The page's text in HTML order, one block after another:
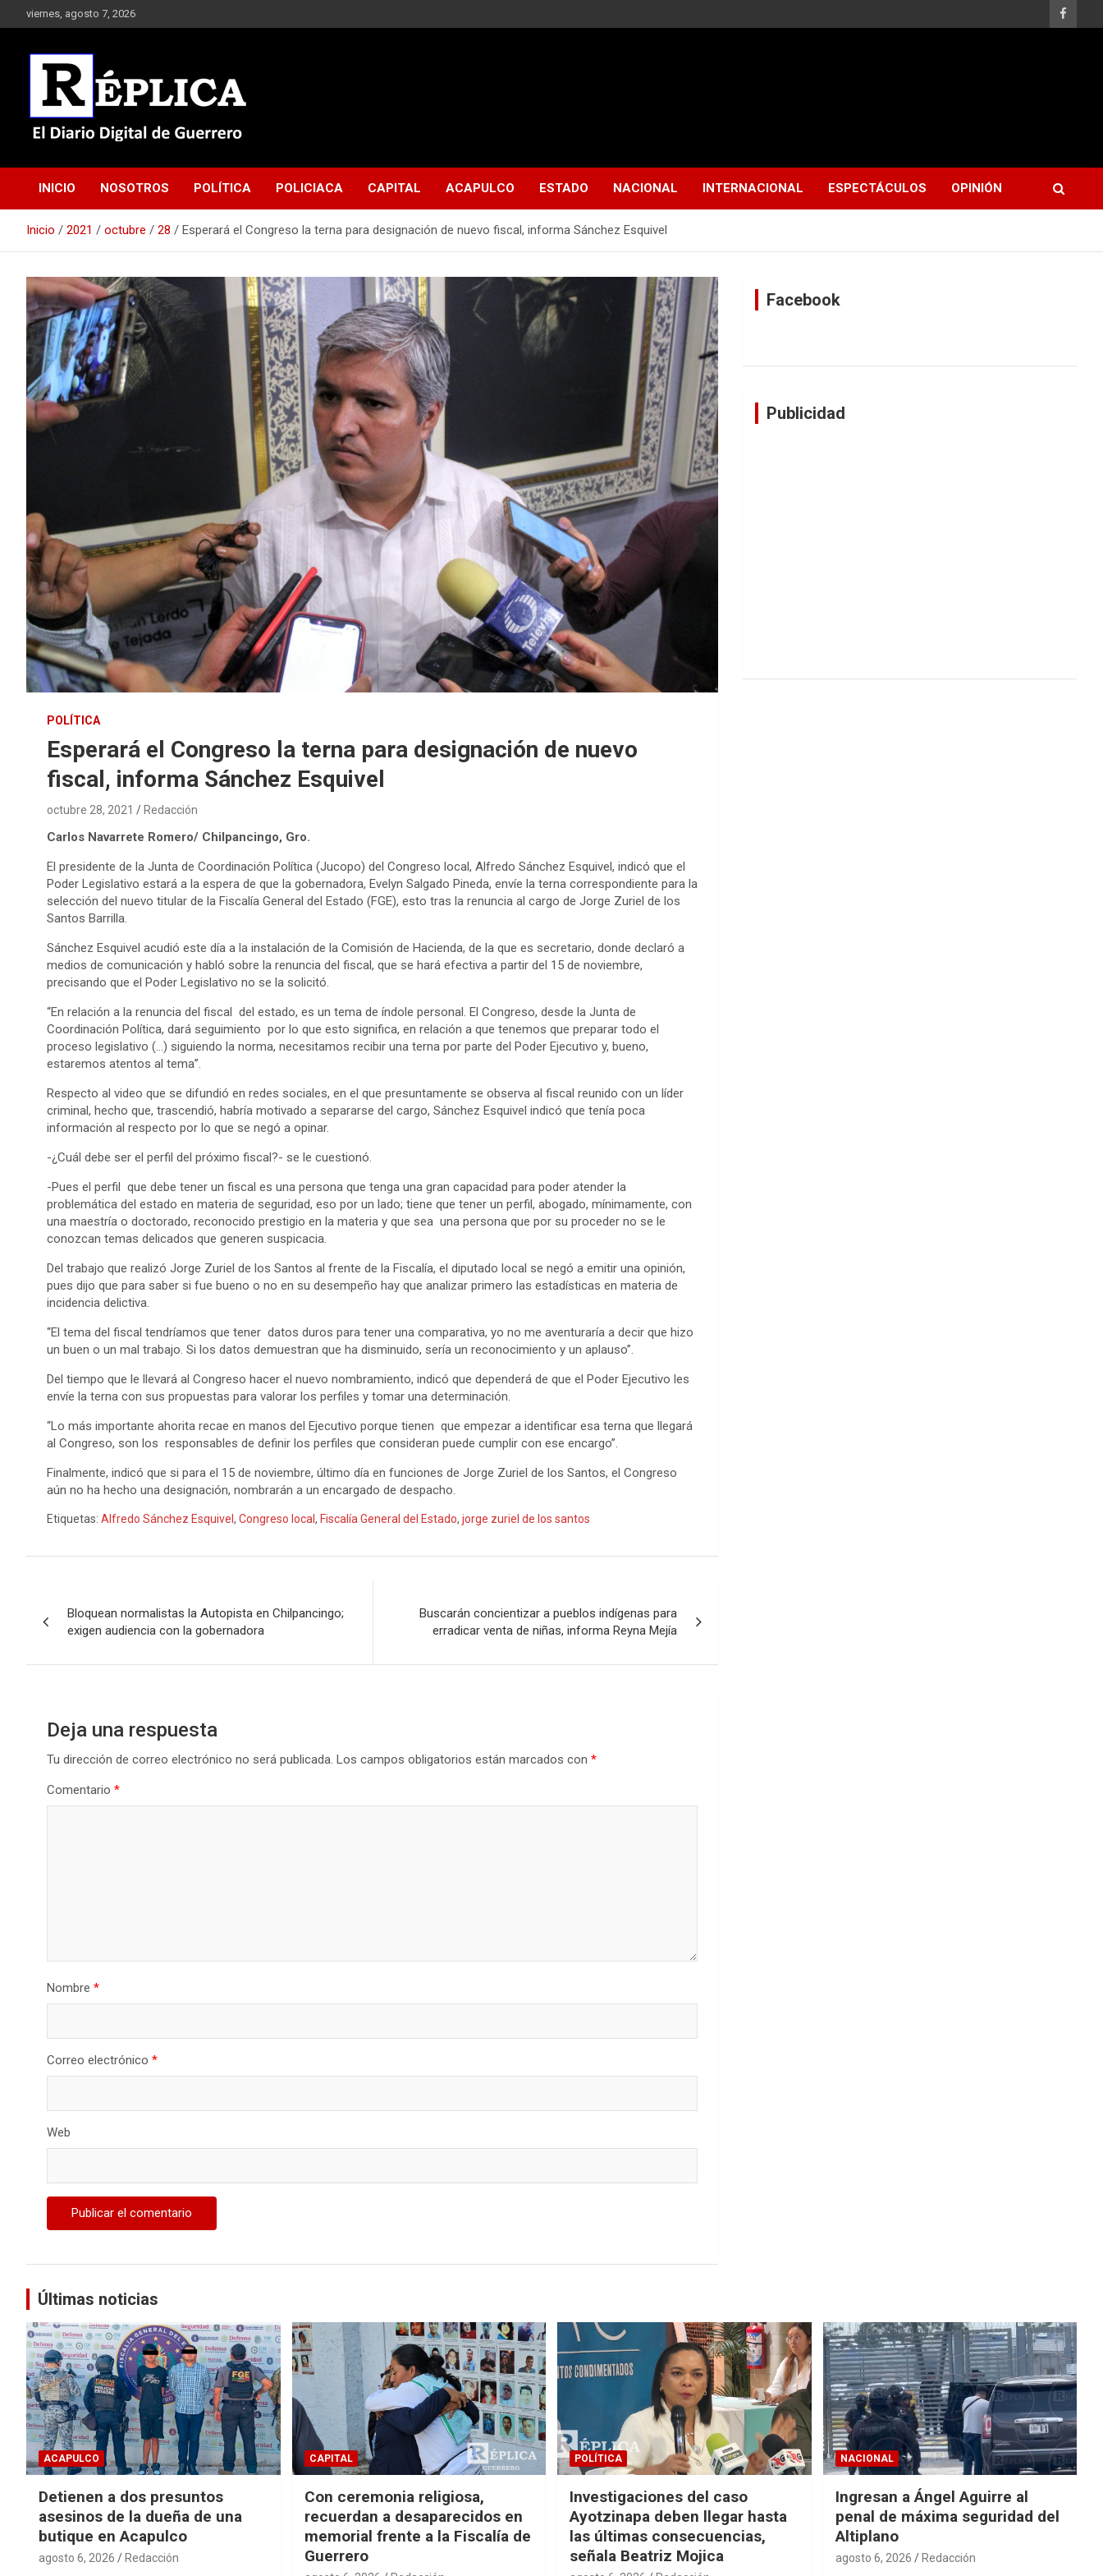
al
viernes, agosto 7, 2026
Réplica
INICIO NOSOTROS POLÍTICA POLICIACA CAPITAL ACAPULCO ESTADO NACIONAL INTERNACIONAL ESPECTÁCULOS OPINIÓN
Inicio 2021 octubre 28 Esperará el Congreso la terna para designación de nuevo fiscal, informa Sánchez Esquivel
POLÍTICA
Esperará el Congreso la terna para designación de nuevo
fiscal, informa Sánchez Esquivel
octubre 28, 2021 Redacción
Carlos Navarrete Romero/ Chilpancingo, Gro.
El presidente de la Junta de Coordinación Política (Jucopo) del Congreso local, Alfredo Sánchez Esquivel, indicó que el
Poder Legislativo estará a la espera de que la gobernadora, Evelyn Salgado Pineda, envíe la terna correspondiente para la
selección del nuevo titular de la Fiscalía General del Estado (FGE), esto tras la renuncia al cargo de Jorge Zuriel de los
Santos Barrilla.
Sánchez Esquivel acudió este día a la instalación de la Comisión de Hacienda, de la que es secretario, donde declaró a
medios de comunicación y habló sobre la renuncia del fiscal, que se hará efectiva a partir del 15 de noviembre,
precisando que el Poder Legislativo no se la solicitó.
“En relación a la renuncia del fiscal del estado, es un tema de índole personal. El Congreso, desde la Junta de
Coordinación Política, dará seguimiento por lo que esto significa, en relación a que tenemos que preparar todo el
proceso legislativo (…) siguiendo la norma, necesitamos recibir una terna por parte del Poder Ejecutivo y, bueno,
estaremos atentos al tema”.
Respecto al video que se difundió en redes sociales, en el que presuntamente se observa al fiscal reunido con un líder
criminal, hecho que, trascendió, habría motivado a separarse del cargo, Sánchez Esquivel indicó que tenía poca
información al respecto por lo que se negó a opinar.
-¿Cuál debe ser el perfil del próximo fiscal?- se le cuestionó.
-Pues el perfil que debe tener un fiscal es una persona que tenga una gran capacidad para poder atender la
problemática del estado en materia de seguridad, eso por un lado; tiene que tener un perfil, abogado, mínimamente, con
una maestría o doctorado, reconocido prestigio en la materia y que sea una persona que por su proceder no se le
conozcan temas delicados que generen suspicacia.
Del trabajo que realizó Jorge Zuriel de los Santos al frente de la Fiscalía, el diputado local se negó a emitir una opinión,
pues dijo que para saber si fue bueno o no en su desempeño hay que analizar primero las estadísticas en materia de
incidencia delictiva.
“El tema del fiscal tendríamos que tener datos duros para tener una comparativa, yo no me aventuraría a decir que hizo
un buen o un mal trabajo. Si los datos demuestran que ha disminuido, sería un reconocimiento y un aplauso”.
Del tiempo que le llevará al Congreso hacer el nuevo nombramiento, indicó que dependerá de que el Poder Ejecutivo les
envíe la terna con sus propuestas para valorar los perfiles y tomar una determinación.
“Lo más importante ahorita recae en manos del Ejecutivo porque tienen que empezar a identificar esa terna que llegará
al Congreso, son los responsables de definir los perfiles que consideran puede cumplir con ese encargo”.
Finalmente, indicó que si para el 15 de noviembre, último día en funciones de Jorge Zuriel de los Santos, el Congreso
aún no ha hecho una designación, nombrarán a un encargado de despacho.
Etiquetas: Alfredo Sánchez Esquivel , Congreso local , Fiscalía General del Estado, jorge zuriel de los santos
de
entradas
Bloquean normalistas la Autopista en Chilpancingo;
exigen audiencia con la gobernadora
Buscarán concientizar a pueblos indígenas para
erradicar venta de niñas, informa Reyna Mejía
Deja una respuesta
Tu dirección de correo electrónico no será publicada. Los campos obligatorios están marcados con *
Comentario *
Nombre *
Correo electrónico *
Web
Facebook
Publicidad
Últimas noticias
ACAPULCO
Detienen a dos presuntos
asesinos de la dueña de una
butique en Acapulco
agosto 6, 2026 Redacción
CAPITAL
Con ceremonia religiosa,
recuerdan a desaparecidos en
memorial frente a la Fiscalía de
Guerrero
POLÍTICA
Investigaciones del caso
Ayotzinapa deben llegar hasta
las últimas consecuencias,
señala Beatriz Mojica
NACIONAL
Ingresan a Ángel Aguirre al
penal de máxima seguridad del
Altiplano
agosto 6, 2026 Redacción